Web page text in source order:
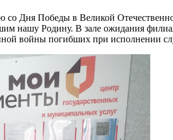
Дня Победы в Великой
нашу Родину. В зале ожидания
войны погибших при исполнении